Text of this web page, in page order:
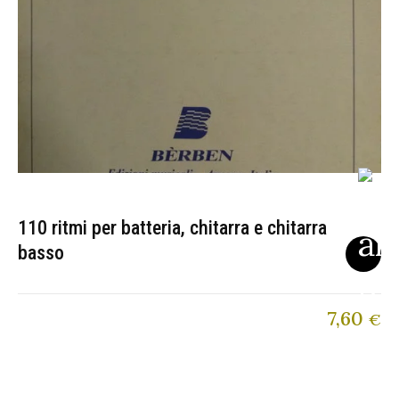
110 ritmi per batteria, chitarra e chitarra
basso
7,60 €